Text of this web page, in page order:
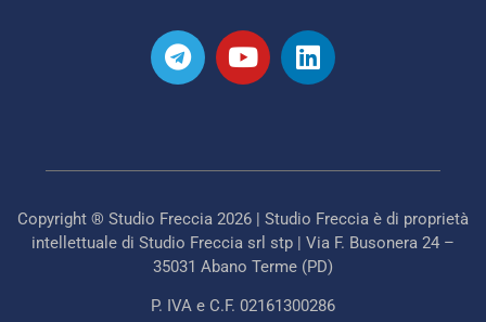
Copyright ® Studio Freccia 2026 | Studio Freccia è di proprietà
intellettuale di Studio Freccia srl stp | Via F. Busonera 24 –
35031 Abano Terme (PD)
P. IVA e C.F. 02161300286